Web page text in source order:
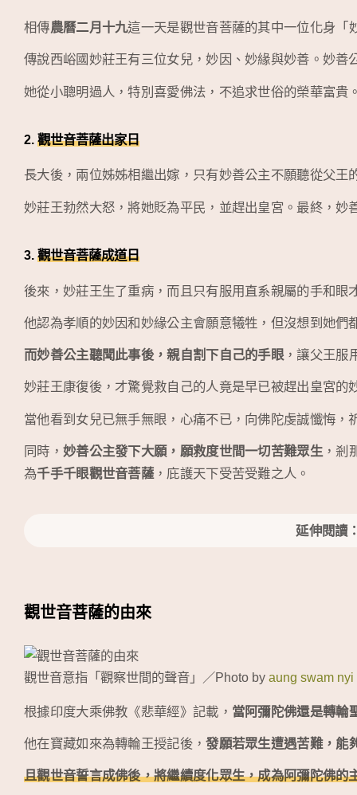
相傳農曆二月十九這一天是觀世音菩薩的其中一位化身「
傳說西峪國妙莊王有三位女兒，妙因、妙緣與妙善。妙
她從小聰明過人，特別喜愛佛法，不追求世俗的榮華富
2. 觀世音菩薩出家日
長大後，兩位姊姊相繼出嫁，只有妙善公主不願聽從父王
妙莊王勃然大怒，將她貶為平民，並趕出皇宮。最終，妙
3. 觀世音菩薩成道日
後來，妙莊王生了重病，而且只有服用直系親屬的手和眼
他認為孝順的妙因和妙緣公主會願意犧牲，但沒想到她們
而妙善公主聽聞此事後，親自割下自己的手眼 ，讓父王服
妙莊王康復後，才驚覺救自己的人竟是早已被趕出皇宮的
當他看到女兒已無手無眼，心痛不已，向佛陀虔誠懺悔，
同時， 妙善公主發下大願，願救度世間一切苦難眾生，剎
為千手千眼觀世音菩薩，庇護天下受苦受難之人。
延伸閱讀
觀世音菩薩的由來
觀世音意指「觀察世間的聲音」／Photo by aung swam nyi
根據印度大乘佛教《悲華經》記載， 當阿彌陀佛還是轉輪
他在寶藏如來為轉輪王授記後，發願若眾生遭遇苦難，能
且觀世音誓言成佛後，將繼續度化眾生，成為阿彌陀佛的